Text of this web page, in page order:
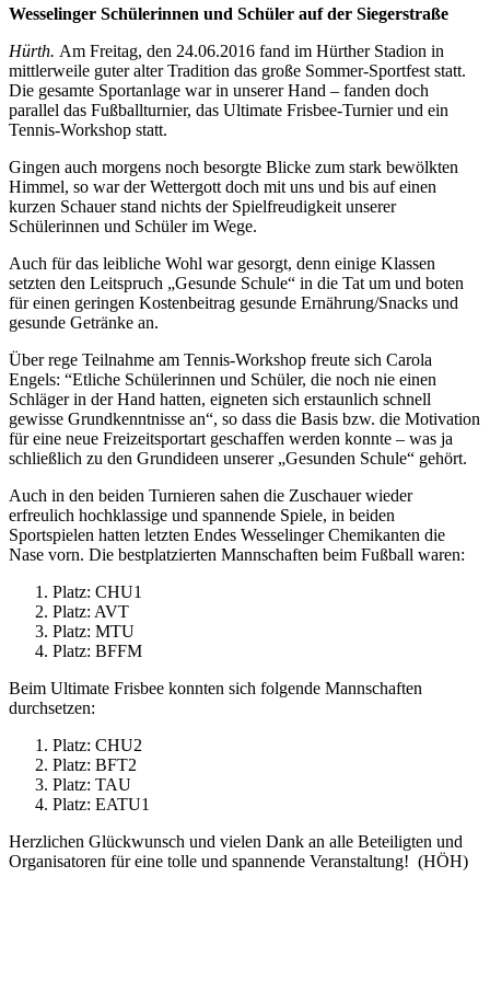
Wesselinger Schülerinnen und Schüler auf der Siegerstraße
Hürth. Am Freitag, den 24.06.2016 fand im Hürther Stadion in
mittlerweile guter alter Tradition das große Sommer-Sportfest statt.
Die gesamte Sportanlage war in unserer Hand – fanden doch
parallel das Fußballturnier, das Ultimate Frisbee-Turnier und ein
Tennis-Workshop statt.
Gingen auch morgens noch besorgte Blicke zum stark bewölkten
Himmel, so war der Wettergott doch mit uns und bis auf einen
kurzen Schauer stand nichts der Spielfreudigkeit unserer
Schülerinnen und Schüler im Wege.
Auch für das leibliche Wohl war gesorgt, denn einige Klassen
setzten den Leitspruch „Gesunde Schule“ in die Tat um und boten
für einen geringen Kostenbeitrag gesunde Ernährung/Snacks und
gesunde Getränke an.
Über rege Teilnahme am Tennis-Workshop freute sich Carola
Engels: “Etliche Schülerinnen und Schüler, die noch nie einen
Schläger in der Hand hatten, eigneten sich erstaunlich schnell
gewisse Grundkenntnisse an“, so dass die Basis bzw. die Motivation
für eine neue Freizeitsportart geschaffen werden konnte – was ja
schließlich zu den Grundideen unserer „Gesunden Schule“ gehört.
Auch in den beiden Turnieren sahen die Zuschauer wieder
erfreulich hochklassige und spannende Spiele, in beiden
Sportspielen hatten letzten Endes Wesselinger Chemikanten die
Nase vorn. Die bestplatzierten Mannschaften beim Fußball waren:
Platz: CHU1
Platz: AVT
Platz: MTU
Platz: BFFM
Beim Ultimate Frisbee konnten sich folgende Mannschaften
durchsetzen:
Platz: CHU2
Platz: BFT2
Platz: TAU
Platz: EATU1
Herzlichen Glückwunsch und vielen Dank an alle Beteiligten und
Organisatoren für eine tolle und spannende Veranstaltung! (HÖH)